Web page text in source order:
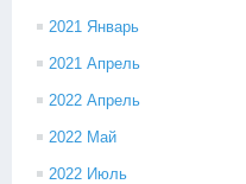
2021 Январь
2021 Апрель
2022 Апрель
2022 Май
2022 Июль